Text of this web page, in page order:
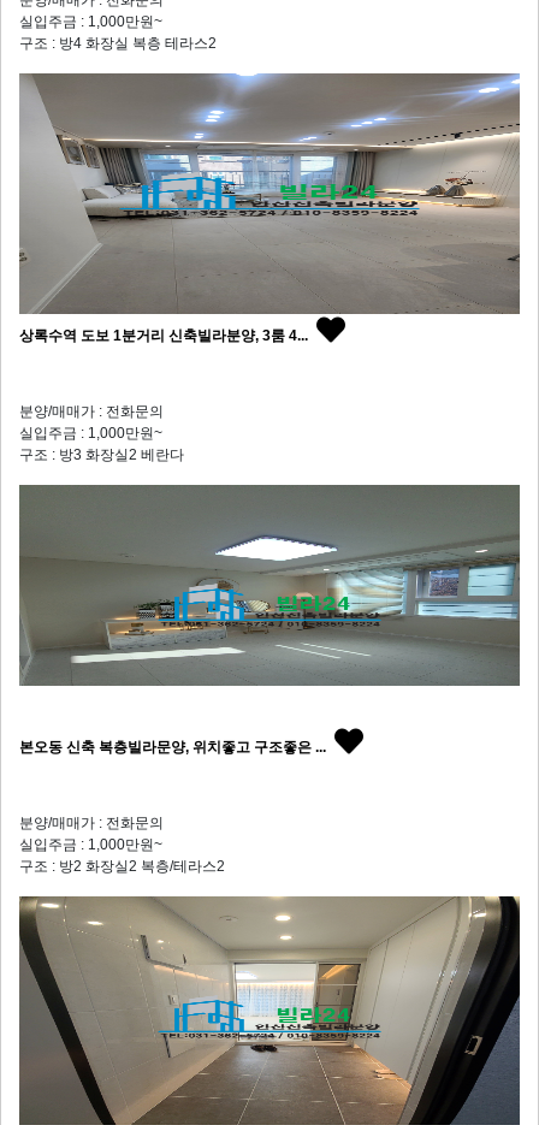
실입주금 : 1,000만원~
구조 : 방4 화장실 복층 테라스2
상록수역 도보 1분거리 신축빌라분양, 3룸 4...
분양/매매가 : 전화문의
실입주금 : 1,000만원~
구조 : 방3 화장실2 베란다
본오동 신축 복층빌라문양, 위치좋고 구조좋은 ...
분양/매매가 : 전화문의
실입주금 : 1,000만원~
구조 : 방2 화장실2 복층/테라스2